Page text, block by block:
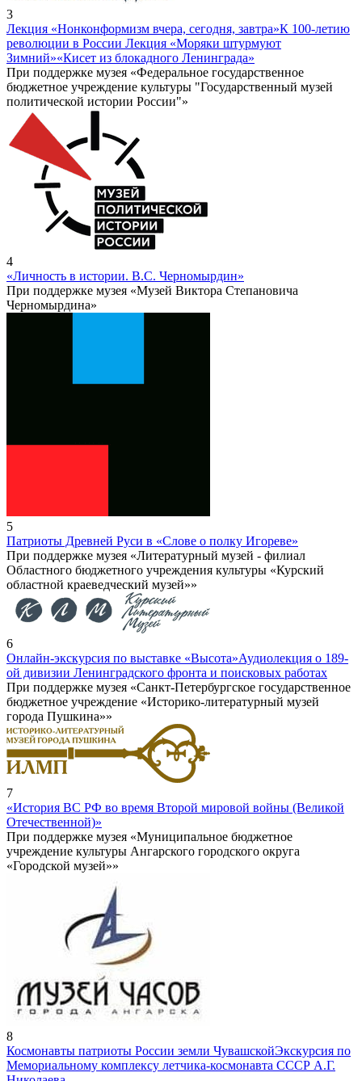
3
Лекция «Нонконформизм вчера, сегодня, завтра»К 100-летию
революции в России Лекция «Моряки штурмуют
Зимний»«Кисет из блокадного Ленинграда»
При поддержке музея «Федеральное государственное
бюджетное учреждение культуры "Государственный музей
политической истории России"»
4
«Личность в истории. В.С. Черномырдин»
При поддержке музея «Музей Виктора Степановича
Черномырдина»
5
Патриоты Древней Руси в «Слове о полку Игореве»
При поддержке музея «Литературный музей - филиал
Областного бюджетного учреждения культуры «Курский
областной краеведческий музей»»
6
Онлайн-экскурсия по выставке «Высота»Аудиолекция о 189-
ой дивизии Ленинградского фронта и поисковых работах
При поддержке музея «Санкт-Петербургское государственное
бюджетное учреждение «Историко-литературный музей
города Пушкина»»
7
«История ВС РФ во время Второй мировой войны (Великой
Отечественной)»
При поддержке музея «Муниципальное бюджетное
учреждение культуры Ангарского городского округа
«Городской музей»»
8
Космонавты патриоты России земли ЧувашскойЭкскурсия по
Мемориальному комплексу летчика-космонавта СССР А.Г.